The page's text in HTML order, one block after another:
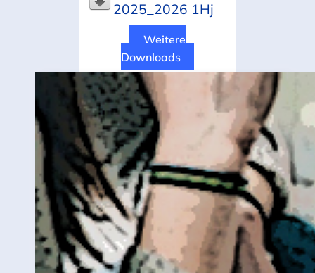
2025_2026 1Hj
Weitere
Downloads